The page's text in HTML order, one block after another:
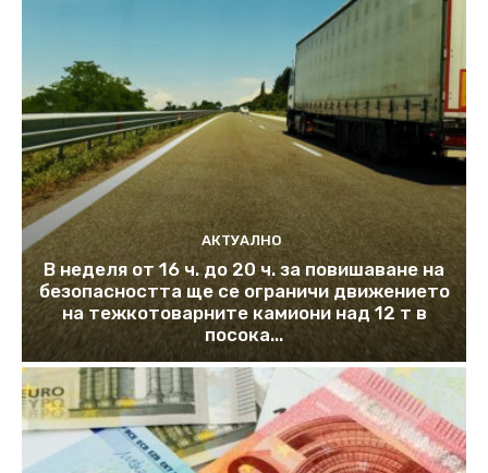
АКТУАЛНО
В неделя от 16 ч. до 20 ч. за повишаване на
безопасността ще се ограничи движението
на тежкотоварните камиони над 12 т в
посока...